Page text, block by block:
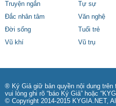
Truyện ngắn
Tự sự
Đắc nhân tâm
Văn nghệ
Đời sống
Tuổi trẻ
Vũ khí
Vũ trụ
® Ký Giả giữ bản quyền nội dung trên
vui lòng ghi rõ “báo Ký Giả” hoặc
© Copyright 2014-2015 KYGIA.NET,